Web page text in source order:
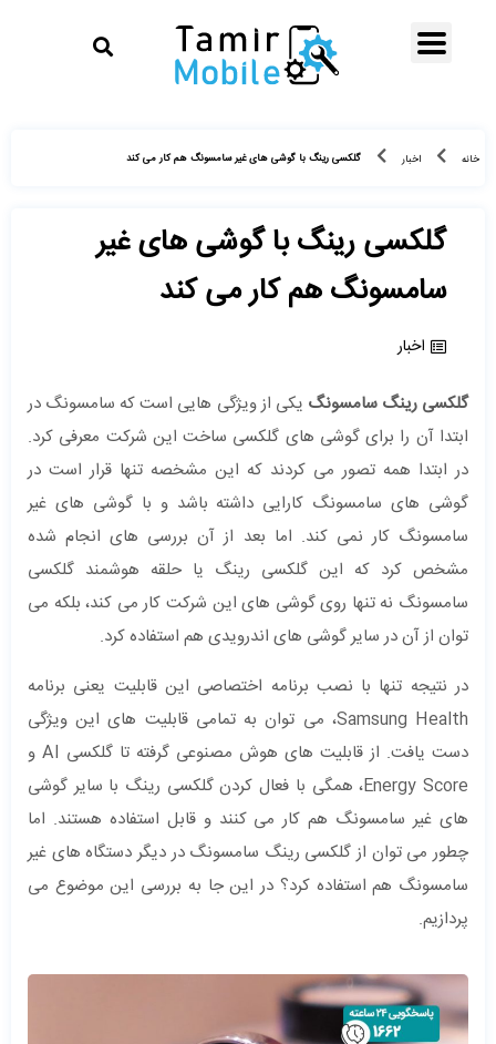
خانه اخبار گلکسی رینگ با گوشی ‌های غیر سامسونگ هم کار می‌ کند
گلکسی رینگ با گوشی ‌های غیر
سامسونگ هم کار می‌ کند
اخبار
گلکسی رینگ سامسونگ یکی از ویژگی هایی است که سامسونگ در
ابتدا آن را برای گوشی های گلکسی ساخت این شرکت معرفی کرد.
در ابتدا همه تصور می کردند که این مشخصه تنها قرار است در
گوشی های سامسونگ کارایی داشته باشد و با گوشی های غیر
سامسونگ کار نمی کند. اما بعد از آن بررسی های انجام شده
مشخص کرد که این گلکسی رینگ یا حلقه هوشمند گلکسی
سامسونگ نه تنها روی گوشی های این شرکت کار می کند، بلکه می
توان از آن در سایر گوشی های اندرویدی هم استفاده کرد.
در نتیجه تنها با نصب برنامه اختصاصی این قابلیت یعنی برنامه
Samsung Health، می توان به تمامی قابلیت های این ویژگی
دست یافت. از قابلیت های هوش مصنوعی گرفته تا گلکسی AI و
Energy Score، همگی با فعال کردن گلکسی رینگ با سایر گوشی
های غیر سامسونگ هم کار می کنند و قابل استفاده هستند. اما
چطور می توان از گلکسی رینگ سامسونگ در دیگر دستگاه های غیر
سامسونگ هم استفاده کرد؟ در این جا به بررسی این موضوع می
پردازیم.